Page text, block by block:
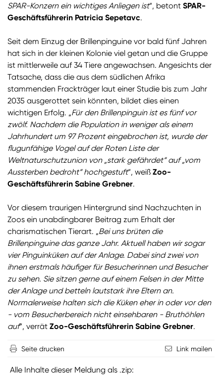
SPAR-Konzern ein wichtiges Anliegen ist“, betont SPAR-
Geschäftsführerin Patricia Sepetavc.
Seit dem Einzug der Brillenpinguine vor bald fünf Jahren
hat sich in der kleinen Kolonie viel getan und die Gruppe
ist mittlerweile auf 34 Tiere angewachsen. Angesichts der
Tatsache, dass die aus dem südlichen Afrika
stammenden Frackträger laut einer Studie bis zum Jahr
2035 ausgerottet sein könnten, bildet dies einen
wichtigen Erfolg. „Für den Brillenpinguin ist es fünf vor
zwölf. Nachdem die Population in weniger als einem
Jahrhundert um 97 Prozent eingebrochen ist, wurde der
flugunfähige Vogel auf der Roten Liste der
Weltnaturschutzunion von „stark gefährdet“ auf „vom
Aussterben bedroht“ hochgestuft“, weiß Zoo-
Geschäftsführerin Sabine Grebner.
Vor diesem traurigen Hintergrund sind Nachzuchten in
Zoos ein unabdingbarer Beitrag zum Erhalt der
charismatischen Tierart. „Bei uns brüten die
Brillenpinguine das ganze Jahr. Aktuell haben wir sogar
vier Pinguinküken auf der Anlage. Dabei sind zwei von
ihnen erstmals häufiger für Besucherinnen und Besucher
zu sehen. Sie sitzen gerne auf einem Felsen in der Mitte
der Anlage und betteln lautstark ihre Eltern an.
Normalerweise halten sich die Küken eher in oder vor den
- vom Besucherbereich nicht einsehbaren - Bruthöhlen
auf“, verrät Zoo-Geschäftsführerin Sabine Grebner.
Seite drucken Link mailen
Alle Inhalte dieser Meldung als .zip: